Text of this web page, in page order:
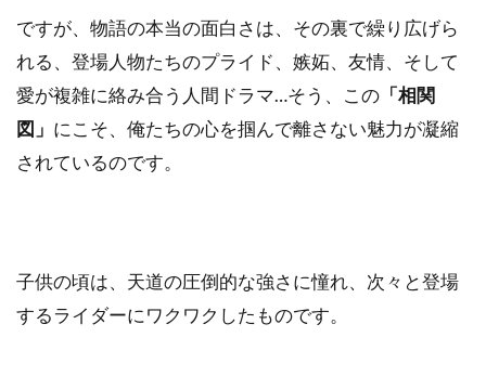
ですが、物語の本当の面白さは、その裏で繰り広げら
れる、登場人物たちのプライド、嫉妬、友情、そして
愛が複雑に絡み合う人間ドラマ…そう、この 「相関
図」 にこそ、俺たちの心を掴んで離さない魅力が凝縮
されているのです。
子供の頃は、天道の圧倒的な強さに憧れ、次々と登場
するライダーにワクワクしたものです。